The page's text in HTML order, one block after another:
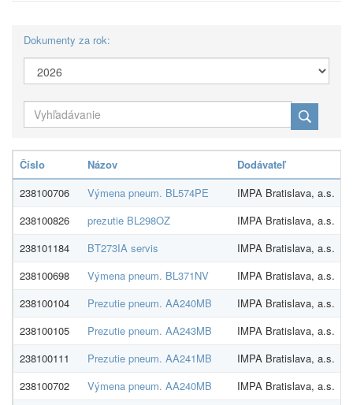
Dokumenty za rok:
Číslo Názov
Dodávateľ
238100706
Výmena pneum. BL574PE
IMPA Bratislava, a.s.
238100826
prezutie BL298OZ
IMPA Bratislava, a.s.
238101184
BT273IA servis
IMPA Bratislava, a.s.
238100698
Výmena pneum. BL371NV
IMPA Bratislava, a.s.
238100104
Prezutie pneum. AA240MB
IMPA Bratislava, a.s.
238100105
Prezutie pneum. AA243MB
IMPA Bratislava, a.s.
238100111
Prezutie pneum. AA241MB
IMPA Bratislava, a.s.
238100702
Výmena pneum. AA240MB
IMPA Bratislava, a.s.